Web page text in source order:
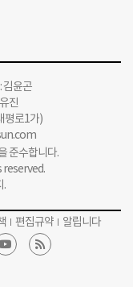
김윤곤
진
평로1가)
준수합니다.
.
편집규약 알립니다